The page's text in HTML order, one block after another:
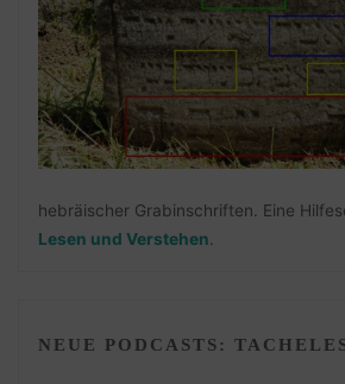
hebräischer Grabinschriften. Eine
Lesen und Verstehen
NEUE PODCASTS: